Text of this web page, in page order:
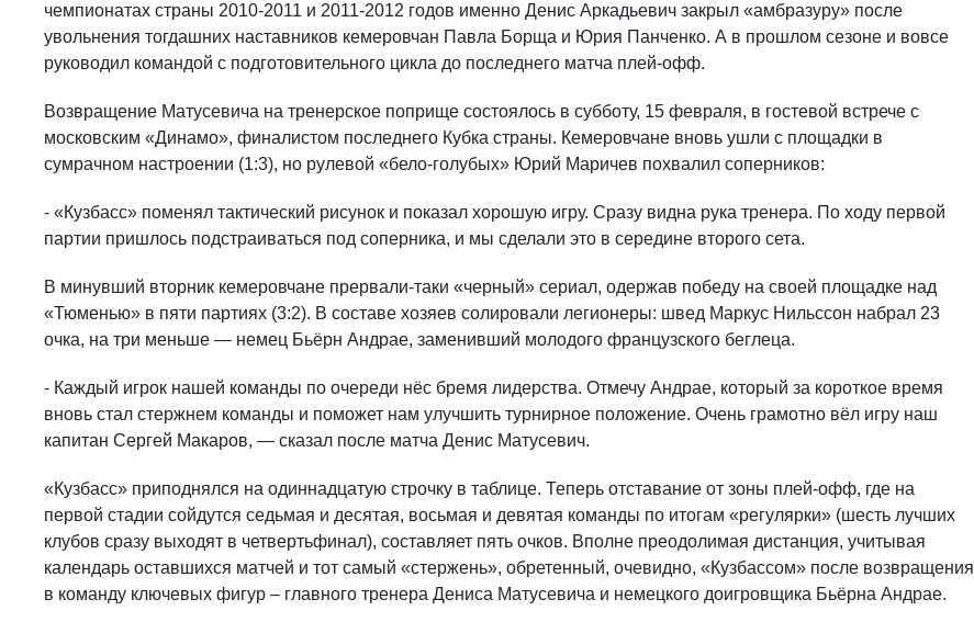
чемпионатах страны 2010-2011 и 2011-2012 годов именно Денис Аркадьевич закрыл «амбразуру» после
увольнения тогдашних наставников кемеровчан Павла Борща и Юрия Панченко. А в прошлом сезоне и вовсе
руководил командой с подготовительного цикла до последнего матча плей-офф.
Возвращение Матусевича на тренерское поприще состоялось в субботу, 15 февраля, в гостевой встрече с
московским «Динамо», финалистом последнего Кубка страны. Кемеровчане вновь ушли с площадки в
сумрачном настроении (1:3), но рулевой «бело-голубых» Юрий Маричев похвалил соперников:
- «Кузбасс» поменял тактический рисунок и показал хорошую игру. Сразу видна рука тренера. По ходу первой
партии пришлось подстраиваться под соперника, и мы сделали это в середине второго сета.
В минувший вторник кемеровчане прервали-таки «черный» сериал, одержав победу на своей площадке над
«Тюменью» в пяти партиях (3:2). В составе хозяев солировали легионеры: швед Маркус Нильссон набрал 23
очка, на три меньше — немец Бьёрн Андрае, заменивший молодого французского беглеца.
- Каждый игрок нашей команды по очереди нёс бремя лидерства. Отмечу Андрае, который за короткое время
вновь стал стержнем команды и поможет нам улучшить турнирное положение. Очень грамотно вёл игру наш
капитан Сергей Макаров, — сказал после матча Денис Матусевич.
«Кузбасс» приподнялся на одиннадцатую строчку в таблице. Теперь отставание от зоны плей-офф, где на
первой стадии сойдутся седьмая и десятая, восьмая и девятая команды по итогам «регулярки» (шесть лучших
клубов сразу выходят в четвертьфинал), составляет пять очков. Вполне преодолимая дистанция, учитывая
календарь оставшихся матчей и тот самый «стержень», обретенный, очевидно, «Кузбассом» после возвращения
в команду ключевых фигур – главного тренера Дениса Матусевича и немецкого доигровщика Бьёрна Андрае.